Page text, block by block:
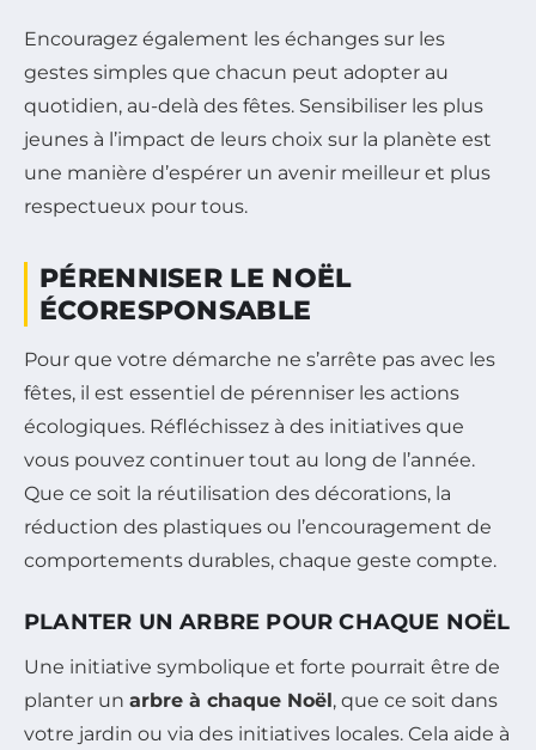
Encouragez également les échanges sur les
gestes simples que chacun peut adopter au
quotidien, au-delà des fêtes. Sensibiliser les plus
jeunes à l’impact de leurs choix sur la planète est
une manière d’espérer un avenir meilleur et plus
respectueux pour tous.
PÉRENNISER LE NOËL
ÉCORESPONSABLE
Pour que votre démarche ne s’arrête pas avec les
fêtes, il est essentiel de pérenniser les actions
écologiques. Réfléchissez à des initiatives que
vous pouvez continuer tout au long de l’année.
Que ce soit la réutilisation des décorations, la
réduction des plastiques ou l’encouragement de
comportements durables, chaque geste compte.
PLANTER UN ARBRE POUR CHAQUE NOËL
Une initiative symbolique et forte pourrait être de
planter un arbre à chaque Noël , que ce soit dans
votre jardin ou via des initiatives locales. Cela aide à